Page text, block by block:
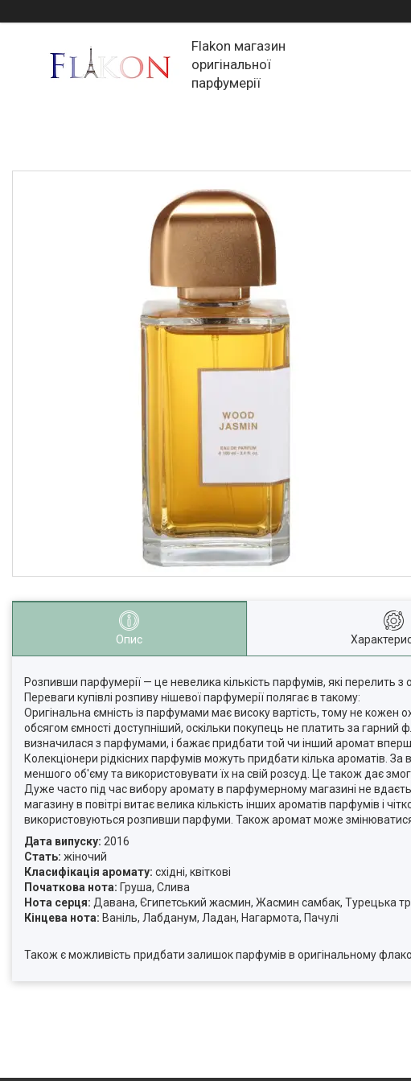
Flakon магазин
оригінальної
парфумерії
Опис
Розпивши парфумерії — це невелика кількість парфумів, які перелить
Переваги купівлі розпиву нішевої парфумерії полягає в такому:
Оригінальна ємність із парфумами має високу вартість, тому не
обсягом ємності доступніший, оскільки покупець не платить за
визначилася з парфумами, і бажає придбати той чи інший аромат
Колекціонери рідкісних парфумів можуть придбати кілька ароматів.
меншого об'єму та використовувати їх на свій розсуд. Це також дає
Дуже часто під час вибору аромату в парфумерному магазині не
магазину в повітрі витає велика кількість інших ароматів парфумів і
використовуються розпивши парфуми. Також аромат може змінюватися
Дата випуску: 2016
Стать: жіночий
Класифікація аромату: східні, квіткові
Початкова нота: Груша, Слива
Нота серця: Давана, Єгипетський жасмин, Жасмин самбак, Турецька
Кінцева нота: Ваніль, Лабданум, Ладан, Нагармота, Пачулі
Також є можливість придбати залишок парфумів в оригінальному